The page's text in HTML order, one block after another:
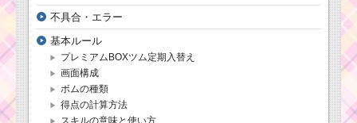
不具合・エラー
基本ルール
プレミアムBOXツム定期入替え
画面構成
ボムの種類
得点の計算方法
スキルの意味と使い方